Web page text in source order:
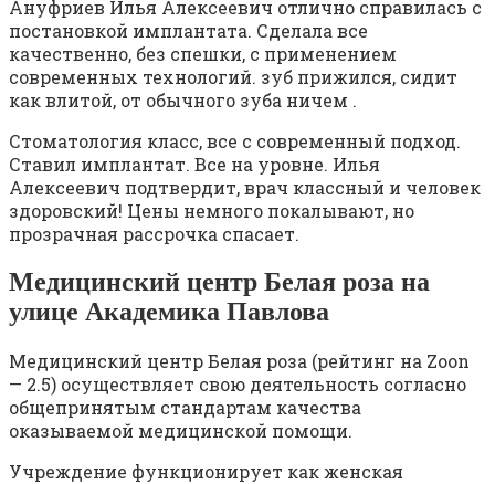
Ануфриев Илья Алексеевич отлично справилась с
постановкой имплантата. Сделала все
качественно, без спешки, с применением
современных технологий. зуб прижился, сидит
как влитой, от обычного зуба ничем .
Стоматология класс, все с современный подход.
Ставил имплантат. Все на уровне. Илья
Алексеевич подтвердит, врач классный и человек
здоровский! Цены немного покалывают, но
прозрачная рассрочка спасает.
Медицинский центр Белая роза на
улице Академика Павлова
Медицинский центр Белая роза (рейтинг на Zoon
— 2.5) осуществляет свою деятельность согласно
общепринятым стандартам качества
оказываемой медицинской помощи.
Учреждение функционирует как женская